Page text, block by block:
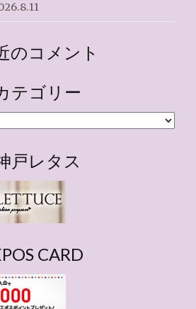
のコメント
テゴリー
戸レタス
CARD